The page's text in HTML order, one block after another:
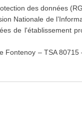
des données
Nationale de
de l'établissement
Fontenoy – TSA 80715